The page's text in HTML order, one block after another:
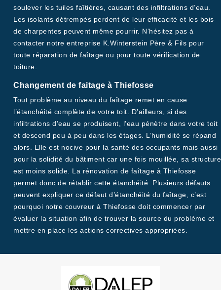
soulever les tuiles faîtières, causant des infiltrations d’eau.
Les isolants détrempés perdent de leur efficacité et les bois
de charpentes peuvent même pourrir. N’hésitez pas à
contacter notre entreprise K.Winterstein Père & Fils pour
toute réparation de faîtage ou pour toute vérification de
toiture.
Changement de faitage à Thiefosse
Tout problème au niveau du faîtage remet en cause
l’étanchéité complète de votre toit. D’ailleurs, si des
infiltrations d’eau se produisent, l’eau pénètre dans votre toit
et descend peu à peu dans les étages. L’humidité se répand
alors. Elle est nocive pour la santé des occupants mais aussi
pour la solidité du bâtiment car une fois mouillée, sa structure
est moins solide. La rénovation de faîtage à Thiefosse
permet donc de rétablir cette étanchéité. Plusieurs défauts
peuvent expliquer ce défaut d’étanchéité du faîtage, c’est
pourquoi notre couvreur à Thiefosse doit commencer par
évaluer la situation afin de trouver la source du problème et
mettre en place les actions correctives appropriées.